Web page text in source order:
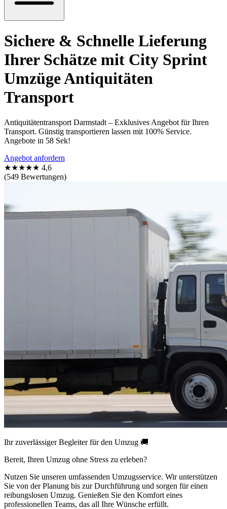
Sichere & Schnelle Lieferung
Ihrer Schätze mit City Sprint
Umzüge Antiquitäten
Transport
Antiquitätentransport Darmstadt – Exklusives Angebot für Ihren
Transport. Günstig transportieren lassen mit 100% Service.
Angebote in 58 Sek!
Angebot anfordern
★★★★★ 4,6
(549 Bewertungen)
Ihr zuverlässiger Begleiter für den Umzug 🚚
Bereit, Ihren Umzug ohne Stress zu erleben?
Nutzen Sie unseren umfassenden Umzugsservice. Wir unterstützen
Sie von der Planung bis zur Durchführung und sorgen für einen
reibungslosen Umzug. Genießen Sie den Komfort eines
professionellen Teams, das all Ihre Wünsche erfüllt.